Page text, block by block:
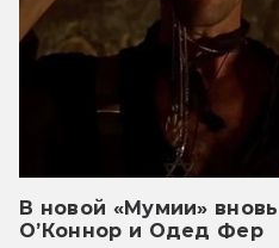
В новой «Мумии»
О’Коннор и Одед Фер